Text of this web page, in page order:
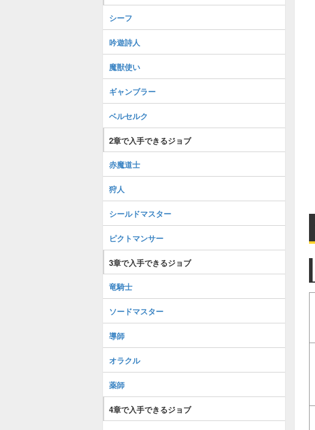
シーフ
吟遊詩人
魔獣使い
ギャンブラー
ベルセルク
2章で入手できるジョブ
赤魔道士
狩人
シールドマスター
ピクトマンサー
3章で入手できるジョブ
竜騎士
ソードマスター
導師
オラクル
薬師
4章で入手できるジョブ